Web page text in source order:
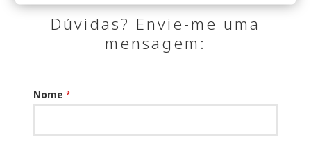
Dúvidas? Envie-me uma
mensagem:
Nome *